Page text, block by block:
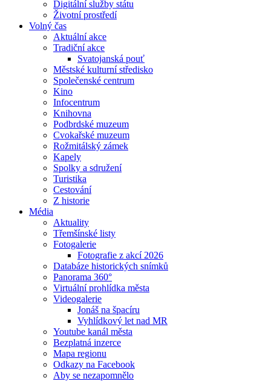
Digitální služby státu
Životní prostředí
Volný čas
Aktuální akce
Tradiční akce
Svatojanská pouť
Městské kulturní středisko
Společenské centrum
Kino
Infocentrum
Knihovna
Podbrdské muzeum
Cvokařské muzeum
Rožmitálský zámek
Kapely
Spolky a sdružení
Turistika
Cestování
Z historie
Média
Aktuality
Třemšínské listy
Fotogalerie
Fotografie z akcí 2026
Databáze historických snímků
Panorama 360°
Virtuální prohlídka města
Videogalerie
Jonáš na špacíru
Vyhlídkový let nad MR
Youtube kanál města
Bezplatná inzerce
Mapa regionu
Odkazy na Facebook
Aby se nezapomnělo